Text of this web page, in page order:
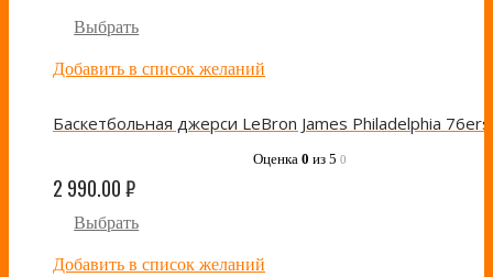
Выбрать
Добавить в список желаний
Оценка 0 из 5 0
2 990.00₽
Выбрать
Добавить в список желаний